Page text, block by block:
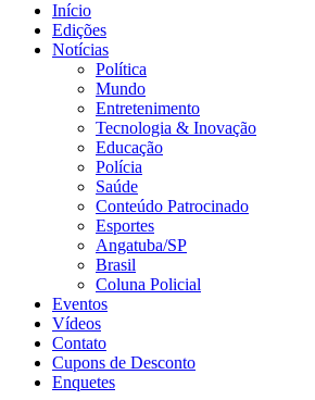
Início
Edições
Notícias
Política
Mundo
Entretenimento
Tecnologia & Inovação
Educação
Polícia
Saúde
Conteúdo Patrocinado
Esportes
Angatuba/SP
Brasil
Coluna Policial
Eventos
Vídeos
Contato
Cupons de Desconto
Enquetes